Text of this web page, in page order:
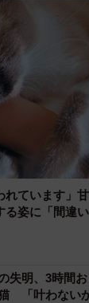
れています」
姿に「間違
失明、3時間
「叶わない